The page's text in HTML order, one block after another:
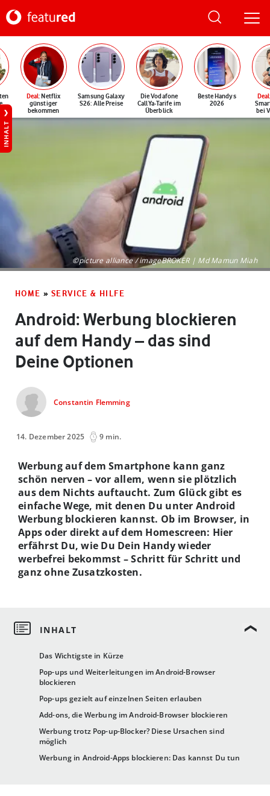
Deal: Netflix
günstiger
bekommen
Samsung Galaxy
S26: Alle Preise
Die Vodafone
CallYa-Tarife im
Überblick
Beste Handys
2026
Deal
bei
INHALT
©picture alliance / imageBROKER | Md Mamun Miah
HOME » SERVICE & HILFE
Android: Werbung blockieren
auf dem Handy – das sind
Deine Optionen
Constantin Flemming
14. Dezember 2025 9 min.
Das Wichtigste in Kürze
Pop-ups und Weiterleitungen im Android-Browser
blockieren
Pop-ups gezielt auf einzelnen Seiten erlauben
Add-ons, die Werbung im Android-Browser blockieren
Werbung trotz Pop-up-Blocker? Diese Ursachen sind
möglich
Werbung in Android-Apps blockieren: Das kannst Du tun
Werbung auf dem Smartphone kann ganz
schön nerven – vor allem, wenn sie plötzlich
aus dem Nichts auftaucht. Zum Glück gibt es
einfache Wege, mit denen Du unter Android
Werbung blockieren kannst. Ob im Browser, in
Apps oder direkt auf dem Homescreen: Hier
erfährst Du, wie Du Dein Handy wieder
werbefrei bekommst – Schritt für Schritt und
ganz ohne Zusatzkosten.